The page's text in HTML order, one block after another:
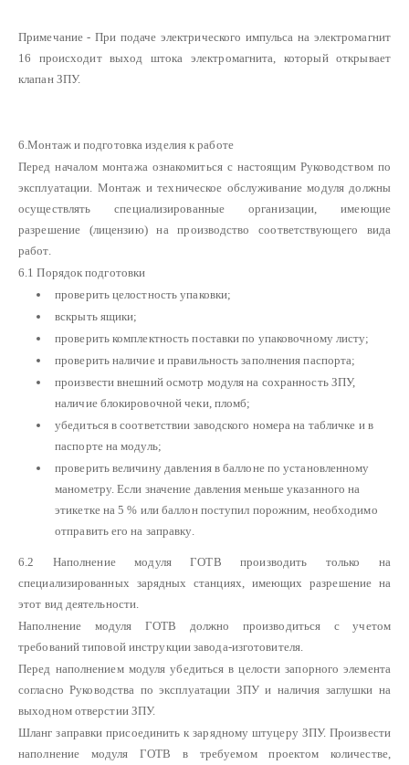
Примечание - При подаче электрического импульса на электромагнит
16 происходит выход штока электромагнита, который открывает
клапан ЗПУ.
6.Монтаж и подготовка изделия к работе
Перед началом монтажа ознакомиться с настоящим Руководством по
эксплуатации. Монтаж и техническое обслуживание модуля должны
осуществлять специализированные организации, имеющие
разрешение (лицензию) на производство соответствующего вида
работ.
6.1 Порядок подготовки
проверить целостность упаковки;
вскрыть ящики;
проверить комплектность поставки по упаковочному листу;
проверить наличие и правильность заполнения паспорта;
произвести внешний осмотр модуля на сохранность ЗПУ,
наличие блокировочной чеки, пломб;
убедиться в соответствии заводского номера на табличке и в
паспорте на модуль;
проверить величину давления в баллоне по установленному
манометру. Если значение давления меньше указанного на
этикетке на 5 % или баллон поступил порожним, необходимо
отправить его на заправку.
6.2 Наполнение модуля ГОТВ производить только на
специализированных зарядных станциях, имеющих разрешение на
этот вид деятельности.
Наполнение модуля ГОТВ должно производиться с учетом
требований типовой инструкции завода-изготовителя.
Перед наполнением модуля убедиться в целости запорного элемента
согласно Руководства по эксплуатации ЗПУ и наличия заглушки на
выходном отверстии ЗПУ.
Шланг заправки присоединить к зарядному штуцеру ЗПУ. Произвести
наполнение модуля ГОТВ в требуемом проектом количестве,